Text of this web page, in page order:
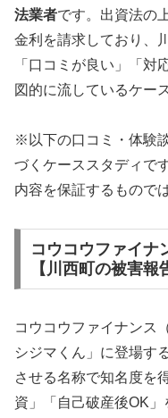
法業者です。出資法の
金利を請求しており、
「口コミが良い」「対
図的に流しているケー
※以下の口コミ・体験
づくケーススタディで
内容を保証するもので
コウコウファイナ
【川西町の被害報
コウコウファイナンス
シジマくん」に登場す
させる名称で知名度を
資」「自己破産後OK